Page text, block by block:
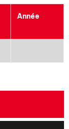
Année